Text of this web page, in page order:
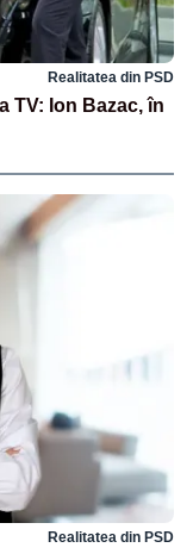
Realitatea din PSD
TV: Ion Bazac, în
Realitatea din PSD